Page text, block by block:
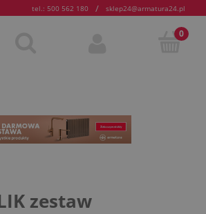
tel.: 500 562 180 / sklep24@armatura24.pl
zestaw